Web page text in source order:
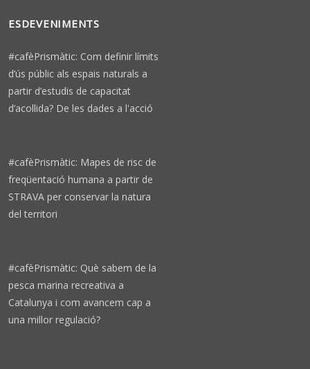
ESDEVENIMENTS
#cafèPrismàtic: Com definir límits
d’ús públic als espais naturals a
partir d’estudis de capacitat
d’acollida? De les dades a l'acció
#cafèPrismàtic: Mapes de risc de
freqüentació humana a partir de
STRAVA per conservar la natura
del territori
#cafèPrismàtic: Què sabem de la
pesca marina recreativa a
Catalunya i com avancem cap a
una millor regulació?